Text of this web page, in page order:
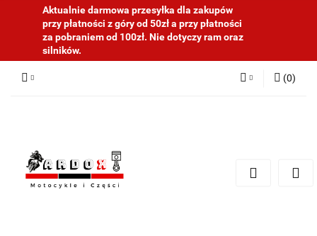
Aktualnie darmowa przesyłka dla zakupów
przy płatności z góry od 50zł a przy płatności
za pobraniem od 100zł. Nie dotyczy ram oraz
silników.
(0)